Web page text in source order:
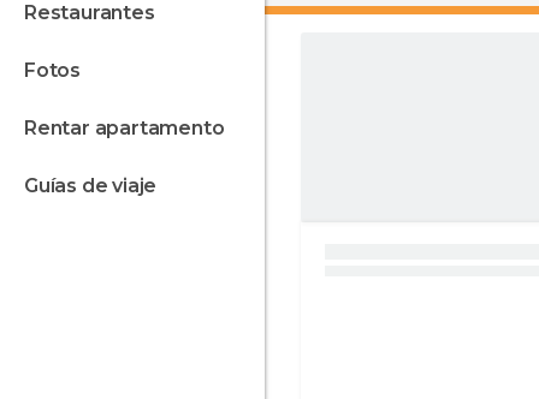
restaurantes
fotos
rentar apartamento
guías de viaje